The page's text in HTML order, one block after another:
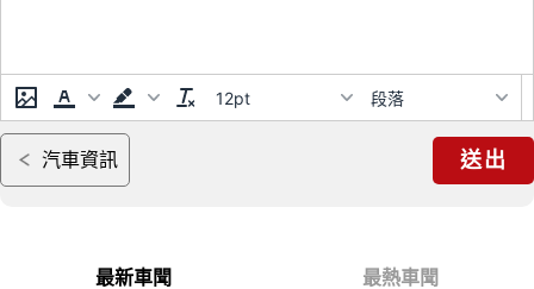
12pt 段落
汽車資訊 送出
最新車聞 最熱車聞